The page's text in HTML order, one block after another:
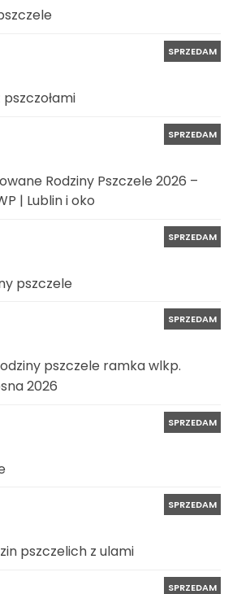
SPRZEDAM
SPRZEDAM
Rodziny Pszczele 2026 –
| Lublin i oko
SPRZEDAM
pszczele
SPRZEDAM
pszczele ramka wlkp.
2026
SPRZEDAM
SPRZEDAM
pszczelich z ulami
SPRZEDAM